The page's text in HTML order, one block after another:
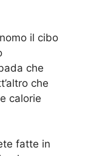
il cibo
che
che
calorie
fatte in